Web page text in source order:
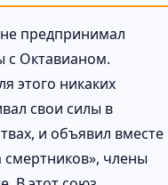
предпринимал
с Октавианом.
этого никаких
свои силы в
и объявил вместе
члены